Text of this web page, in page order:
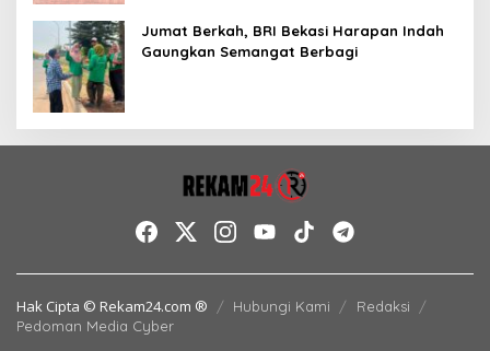
Jumat Berkah, BRI Bekasi Harapan Indah
Gaungkan Semangat Berbagi
Hak Cipta © Rekam24.com ® Hubungi Kami
Redaksi
Pedoman Media Cyber